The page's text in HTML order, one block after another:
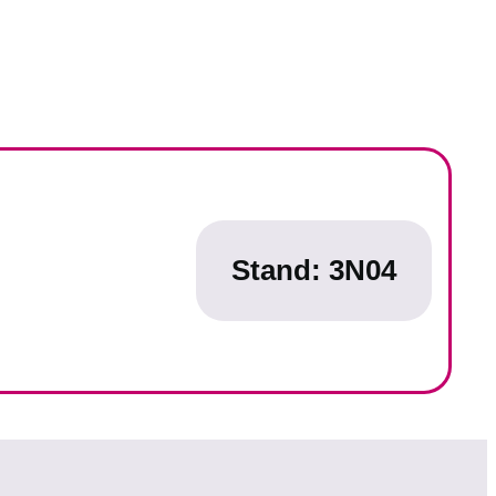
Stand: 3N04